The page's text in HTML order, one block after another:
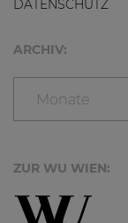
DATENSCHUTZ
ARCHIV:
Monate
ZUR WU WIEN: